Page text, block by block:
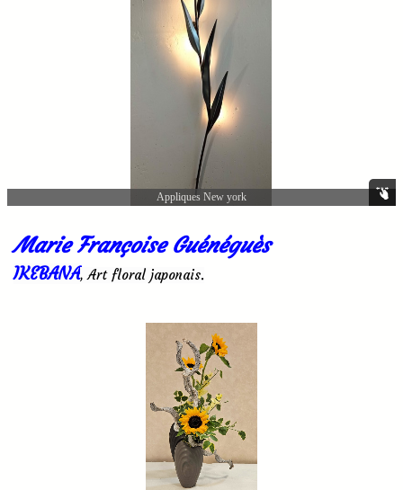
Appliques New york
Marie Françoise Guénéguès
IKEBANA, Art floral japonais.